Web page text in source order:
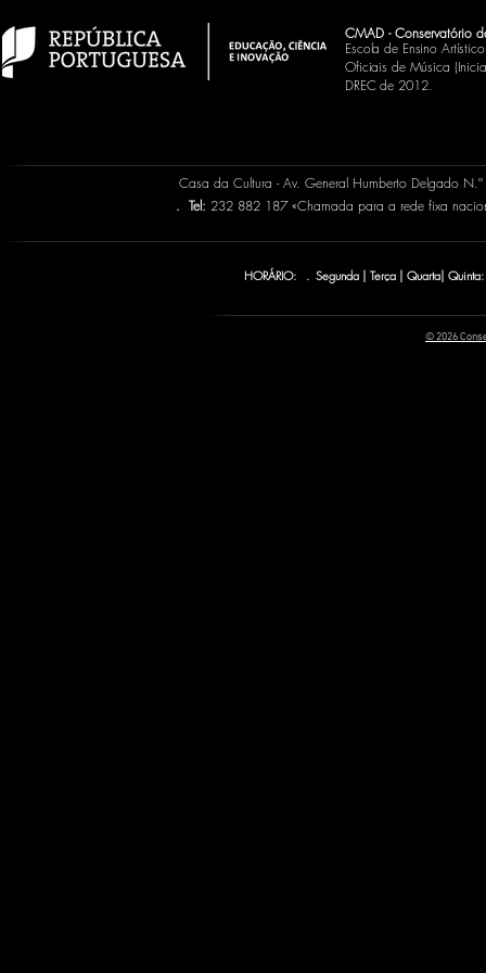
CMAD - Conservatório
Escola de Ensino
Oficiais de Música
DREC de 2012.
Casa da Cultura - Av. General Humberto Delgado
. Tel: 232 882 187 «Chamada para a rede fixa
HORÁRIO: . Segunda | Terça | Quarta|
© 2026